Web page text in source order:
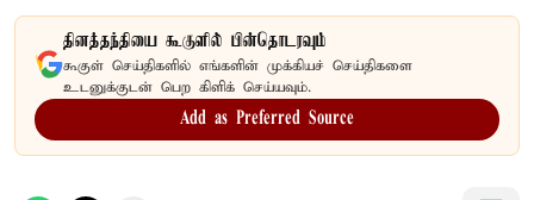
தினத்தந்தியை கூகுளில் பின்தொடரவும்
கூகுள் செய்திகளில் எங்களின் முக்கியச் செய்திகளை
உடனுக்குடன் பெற கிளிக் செய்யவும்.
Add as Preferred Source